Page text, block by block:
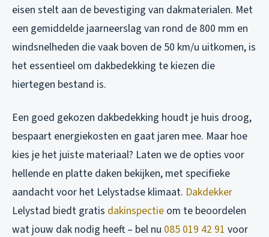
eisen stelt aan de bevestiging van dakmaterialen. Met
een gemiddelde jaarneerslag van rond de 800 mm en
windsnelheden die vaak boven de 50 km/u uitkomen, is
het essentieel om dakbedekking te kiezen die
hiertegen bestand is.
Een goed gekozen dakbedekking houdt je huis droog,
bespaart energiekosten en gaat jaren mee. Maar hoe
kies je het juiste materiaal? Laten we de opties voor
hellende en platte daken bekijken, met specifieke
aandacht voor het Lelystadse klimaat. Dakdekker
Lelystad biedt gratis dakinspectie om te beoordelen
wat jouw dak nodig heeft – bel nu 085 019 42 91 voor